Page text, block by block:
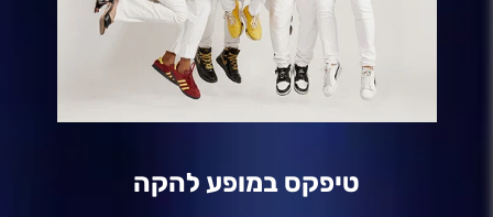
טיפקס במופע להקה